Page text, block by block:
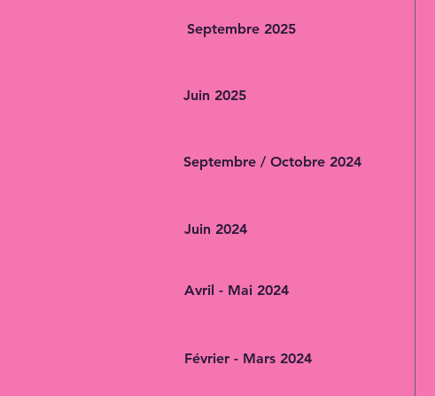
Septembre 2025
Juin 2025
Septembre / Octobre 2024
Juin 2024
Avril - Mai 2024
Février - Mars 2024